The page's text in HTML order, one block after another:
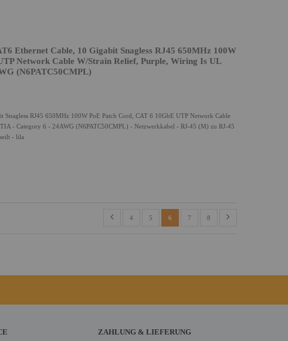
Ethernet Cable, 10 Gigabit Snagless RJ45 650MHz 100W
Network Cable W/Strain Relief, Purple, Wiring Is UL
(N6PATC50CMPL)
Snagless RJ45 650MHz 100W PoE Patch Cord, CAT 6 10GbE UTP Network Cable
- Category 6 - 24AWG (N6PATC50CMPL) - Netzwerkkabel - RJ-45 (M) zu RJ-45
- lila
4 5 6 7 8
ZAHLUNG & LIEFERUNG